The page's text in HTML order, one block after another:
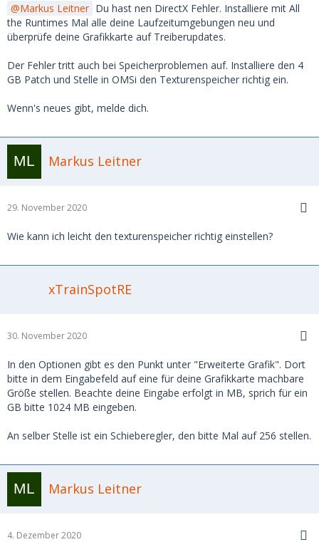
Markus Leitner Du hast nen DirectX Fehler. Installiere mit All
the Runtimes Mal alle deine Laufzeitumgebungen neu und
überprüfe deine Grafikkarte auf Treiberupdates.
Der Fehler tritt auch bei Speicherproblemen auf. Installiere den 4
GB Patch und Stelle in OMSi den Texturenspeicher richtig ein.
Wenn's neues gibt, melde dich.
Markus Leitner
29. November 2020
Wie kann ich leicht den texturenspeicher richtig einstellen?
xTrainSpotRE
30. November 2020
In den Optionen gibt es den Punkt unter "Erweiterte Grafik". Dort
bitte in dem Eingabefeld auf eine für deine Grafikkarte machbare
Größe stellen. Beachte deine Eingabe erfolgt in MB, sprich für ein
GB bitte 1024 MB eingeben.
An selber Stelle ist ein Schieberegler, den bitte Mal auf 256 stellen.
Markus Leitner
4. Dezember 2020